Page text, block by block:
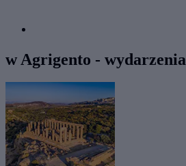
w Agrigento - wydarzenia